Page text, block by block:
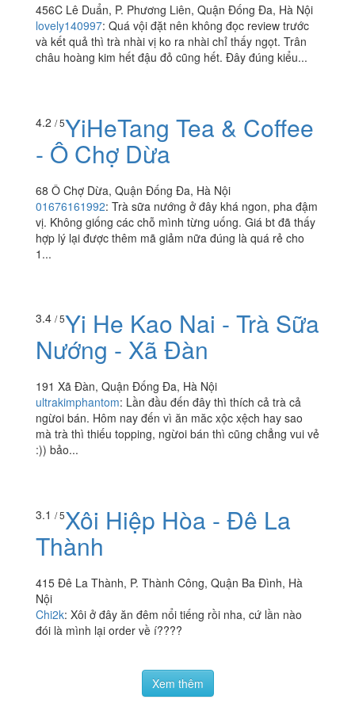
456C Lê Duẩn, P. Phương Liên, Quận Đống Đa, Hà Nội
lovely140997: Quá vội đặt nên không đọc review trước
và kết quả thì trà nhài vị ko ra nhài chỉ thấy ngọt. Trân
châu hoàng kim hết đậu đỏ cũng hết. Đây đúng kiểu...
4.2 / 5YiHeTang Tea & Coffee
- Ô Chợ Dừa
68 Ô Chợ Dừa, Quận Đống Đa, Hà Nội
01676161992: Trà sữa nướng ở đây khá ngon, pha đậm
vị. Không giống các chỗ mình từng uống. Giá bt đã thấy
hợp lý lại được thêm mã giảm nữa đúng là quá rẻ cho
1...
3.4 / 5Yi He Kao Nai - Trà Sữa
Nướng - Xã Đàn
191 Xã Đàn, Quận Đống Đa, Hà Nội
ultrakimphantom: Lần đầu đến đây thì thích cả trà cả
ngừoi bán. Hôm nay đến vì ăn măc xộc xệch hay sao
mà trà thì thiếu topping, ngừoi bán thì cũng chẳng vui vẻ
:)) bảo...
3.1 / 5Xôi Hiệp Hòa - Đê La
Thành
415 Đê La Thành, P. Thành Công, Quận Ba Đình, Hà
Nội
Chi2k: Xôi ở đây ăn đêm nổi tiếng rồi nha, cứ lần nào
đói là mình lại order về í????
Xem thêm